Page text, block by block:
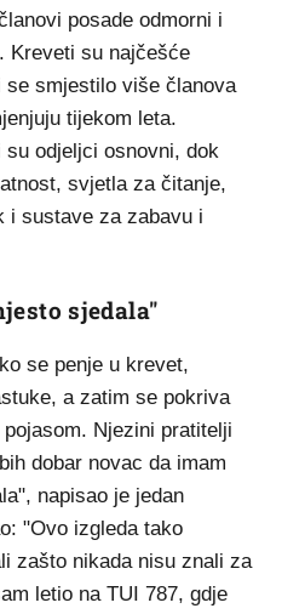
posade odmorni i
Kreveti su najčešće
se smjestilo više članova
tijekom leta.
odjeljci osnovni, dok
svjetla za čitanje,
i sustave za zabavu i
sjedala"
se penje u krevet,
a zatim se pokriva
Njezini pratitelji
dobar novac da imam
napisao je jedan
"Ovo izgleda tako
zašto nikada nisu znali za
letio na TUI 787, gdje